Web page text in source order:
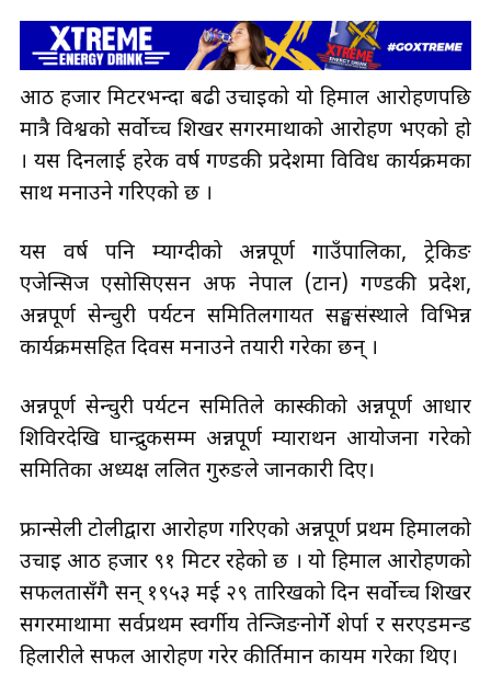
आठ हजार मिटरभन्दा बढी उचाइको यो हिमाल आरोहणपछि
मात्रै विश्वको सर्वोच्च शिखर सगरमाथाको आरोहण भएको हो
। यस दिनलाई हरेक वर्ष गण्डकी प्रदेशमा विविध कार्यक्रमका
साथ मनाउने गरिएको छ ।
यस वर्ष पनि म्याग्दीको अन्नपूर्ण गाउँपालिका, ट्रेकिङ
एजेन्सिज एसोसिएसन अफ नेपाल (टान) गण्डकी प्रदेश,
अन्नपूर्ण सेन्चुरी पर्यटन समितिलगायत सङ्घसंस्थाले विभिन्न
कार्यक्रमसहित दिवस मनाउने तयारी गरेका छन् ।
अन्नपूर्ण सेन्चुरी पर्यटन समितिले कास्कीको अन्नपूर्ण आधार
शिविरदेखि घान्द्रुकसम्म अन्नपूर्ण म्याराथन आयोजना गरेको
समितिका अध्यक्ष ललित गुरुङले जानकारी दिए।
फ्रान्सेली टोलीद्वारा आरोहण गरिएको अन्नपूर्ण प्रथम हिमालको
उचाइ आठ हजार ९१ मिटर रहेको छ । यो हिमाल आरोहणको
सफलतासँगै सन् १९५३ मई २९ तारिखको दिन सर्वोच्च शिखर
सगरमाथामा सर्वप्रथम स्वर्गीय तेन्जिङनोर्गे शेर्पा र सरएडमन्ड
हिलारीले सफल आरोहण गरेर कीर्तिमान कायम गरेका थिए।